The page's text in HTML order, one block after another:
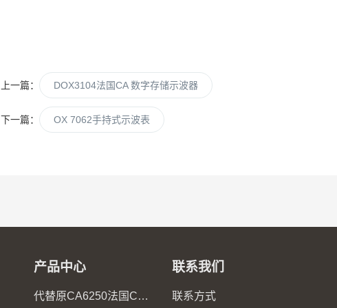
上一篇： DOX3104法国CA 数字存储示波器
下一篇： OX 7062手持式示波表
产品中心
代替原CA6250法国CA6255微欧计
联系我们
联系方式